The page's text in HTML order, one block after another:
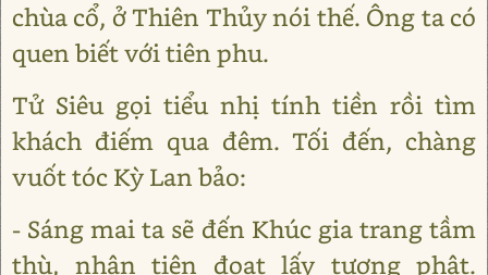
chùa cổ, ở Thiên Thủy nói thế. Ông ta có
quen biết với tiên phu.
Tử Siêu gọi tiểu nhị tính tiền rồi tìm
khách điếm qua đêm. Tối đến, chàng
vuốt tóc Kỳ Lan bảo:
- Sáng mai ta sẽ đến Khúc gia trang tầm
thù, nhân tiện đoạt lấy tượng phật.